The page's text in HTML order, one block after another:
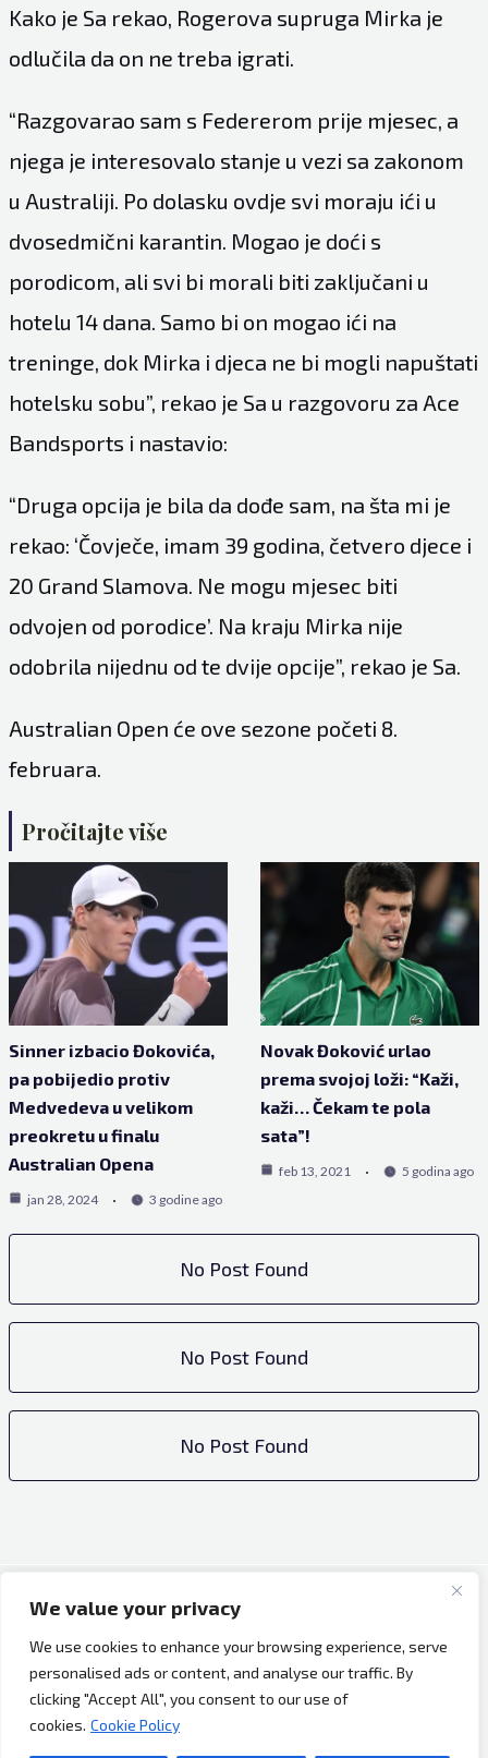
We value your privacy
We use cookies to enhance your browsing experience, serve
personalised ads or content, and analyse our traffic. By
clicking "Accept All", you consent to our use of
cookies. Cookie Policy
Kako je Sa rekao, Rogerova supruga Mirka je
odlučila da on ne treba igrati.
“Razgovarao sam s Federerom prije mjesec, a
njega je interesovalo stanje u vezi sa zakonom
u Australiji. Po dolasku ovdje svi moraju ići u
dvosedmični karantin. Mogao je doći s
porodicom, ali svi bi morali biti zaključani u
hotelu 14 dana. Samo bi on mogao ići na
treninge, dok Mirka i djeca ne bi mogli napuštati
hotelsku sobu”, rekao je Sa u razgovoru za Ace
Bandsports i nastavio:
“Druga opcija je bila da dođe sam, na šta mi je
rekao: ‘Čovječe, imam 39 godina, četvero djece i
20 Grand Slamova. Ne mogu mjesec biti
odvojen od porodice’. Na kraju Mirka nije
odobrila nijednu od te dvije opcije”, rekao je Sa.
Australian Open će ove sezone početi 8.
februara.
Pročitajte više
Sinner izbacio Đokovića,
pa pobijedio protiv
Medvedeva u velikom
preokretu u finalu
Australian Opena
jan 28, 2024 3 godine ago
Novak Đoković urlao
prema svojoj loži: “Kaži,
kaži… Čekam te pola
sata”!
feb 13, 2021 5 godina ago
No Post Found
No Post Found
No Post Found
Copyright © 2026 Bh Dijaspora.
O nama
Marketing
Uslovi korištenja